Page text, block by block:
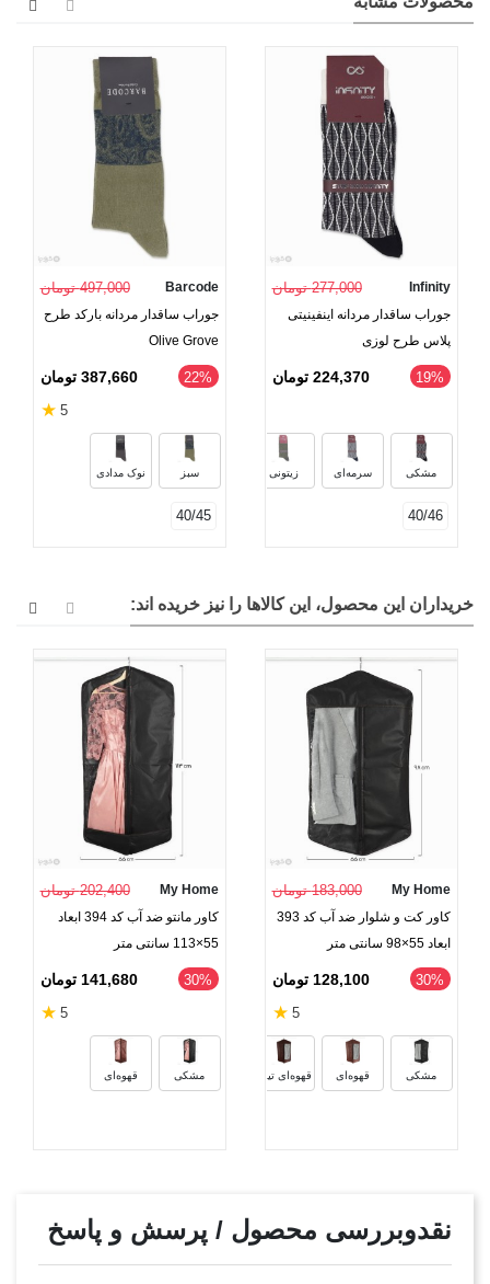
Infinity 277,000 تومان
جوراب ساقدار مردانه اینفینیتی
پلاس طرح لوزی
‎19% 224,370 تومان
مشکی سرمه‌ای زیتونی
سبز کرم سبز سفید
40/46
Barcode 497,000 تومان
جوراب ساقدار مردانه بارکد طرح
Olive Grove
‎22% 387,660 تومان
5
★
سبز نوک مدادی
40/45
خریداران این محصول، این کالاها را نیز خریده اند:
My Home 183,000 تومان
کاور کت و شلوار ضد آب کد 393
ابعاد 55×98 سانتی متر
‎30% 128,100 تومان
5
★
مشکی قهوه‌ای قهوه‌ای تیره
My Home 202,400 تومان
کاور مانتو ضد آب کد 394 ابعاد
55×113 سانتی متر
‎30% 141,680 تومان
5
★
مشکی قهوه‌ای
نقدوبررسی محصول / پرسش و پاسخ